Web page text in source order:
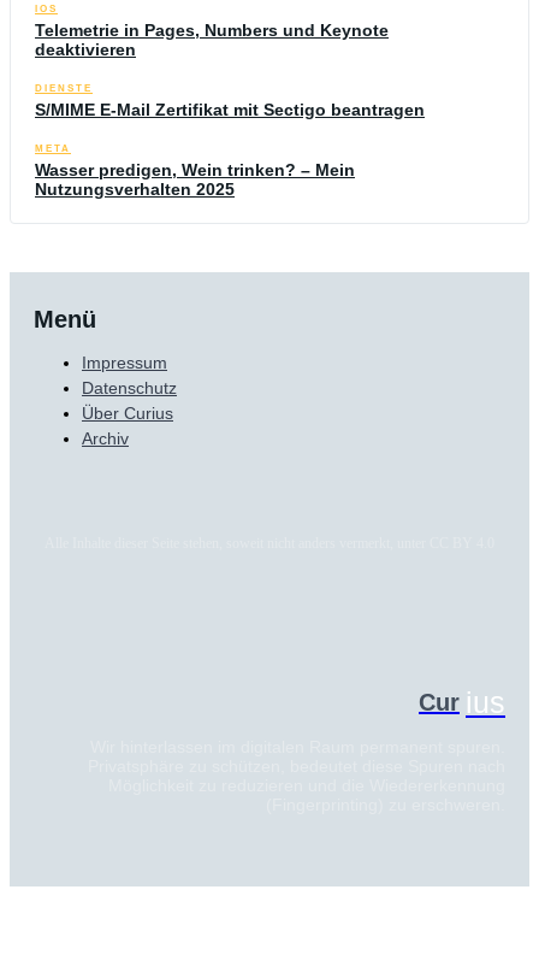
IOS
Telemetrie in Pages, Numbers und Keynote
deaktivieren
DIENSTE
S/MIME E-Mail Zertifikat mit Sectigo beantragen
META
Wasser predigen, Wein trinken? – Mein
Nutzungsverhalten 2025
Menü
Impressum
Datenschutz
Über Curius
Archiv
Cur ius